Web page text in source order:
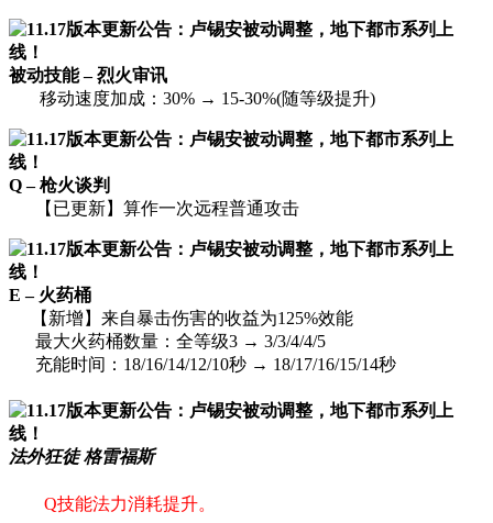
被动技能 – 烈火审讯
移动速度加成：30% → 15-30%(随等级提升)
Q – 枪火谈判
【已更新】算作一次远程普通攻击
E – 火药桶
【新增】来自暴击伤害的收益为125%效能
最大火药桶数量：全等级3 → 3/3/4/4/5
充能时间：18/16/14/12/10秒 → 18/17/16/15/14秒
法外狂徒 格雷福斯
Q技能法力消耗提升。